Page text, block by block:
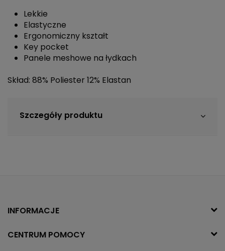
Lekkie
Elastyczne
Ergonomiczny kształt
Key pocket
Panele meshowe na łydkach
Skład: 88% Poliester 12% Elastan
Szczegóły produktu
INFORMACJE
CENTRUM POMOCY